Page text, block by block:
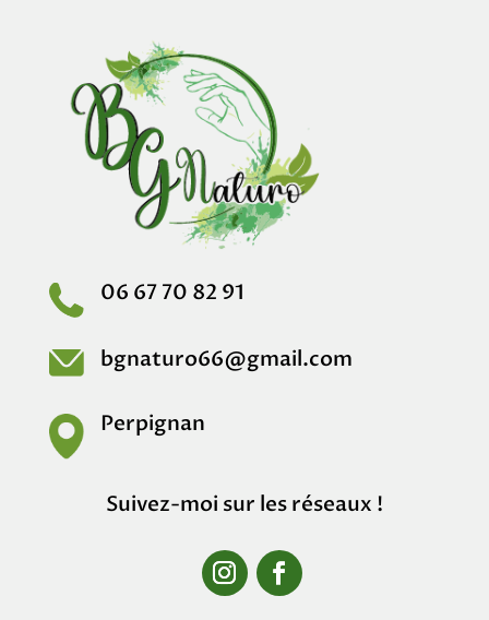
06 67 70 82 91
bgnaturo66@gmail.com
Perpignan
Suivez-moi sur les réseaux !